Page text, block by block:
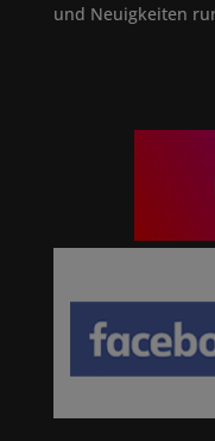
und Neuigkeiten